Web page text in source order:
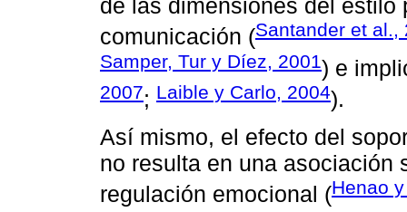
de las dimensiones del
comunicación (Santander et al.,
Samper, Tur y Díez, 2001) e
2007; Laible y Carlo, 2004).
Así mismo, el efecto del
no resulta en una asociación
regulación emocional (Henao